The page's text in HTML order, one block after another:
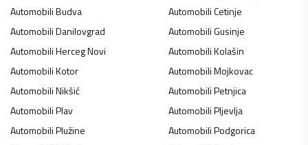
AutomobiliBudva AutomobiliCetinje
AutomobiliDanilovgrad AutomobiliGusinje
AutomobiliHerceg Novi AutomobiliKolašin
AutomobiliKotor AutomobiliMojkovac
AutomobiliNikšić AutomobiliPetnjica
AutomobiliPlav AutomobiliPljevlja
AutomobiliPlužine AutomobiliPodgorica